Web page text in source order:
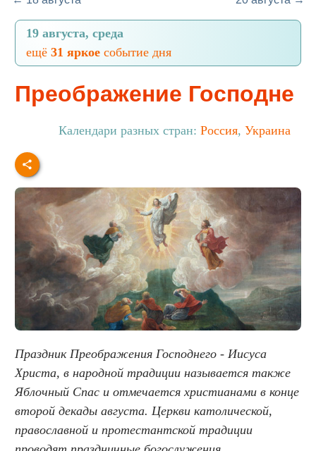
19 августа, среда
ещё 31 яркое событие дня
Преображение Господне
Календари разных стран: Россия, Украина
Праздник Преображения Господнего - Иисуса
Христа, в народной традиции называется также
Яблочный Спас и отмечается христианами в конце
второй декады августа. Церкви католической,
православной и протестантской традиции